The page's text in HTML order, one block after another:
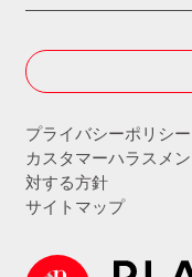
プライバシーポリシー
カスタマーハラスメ
対する方針
サイトマップ